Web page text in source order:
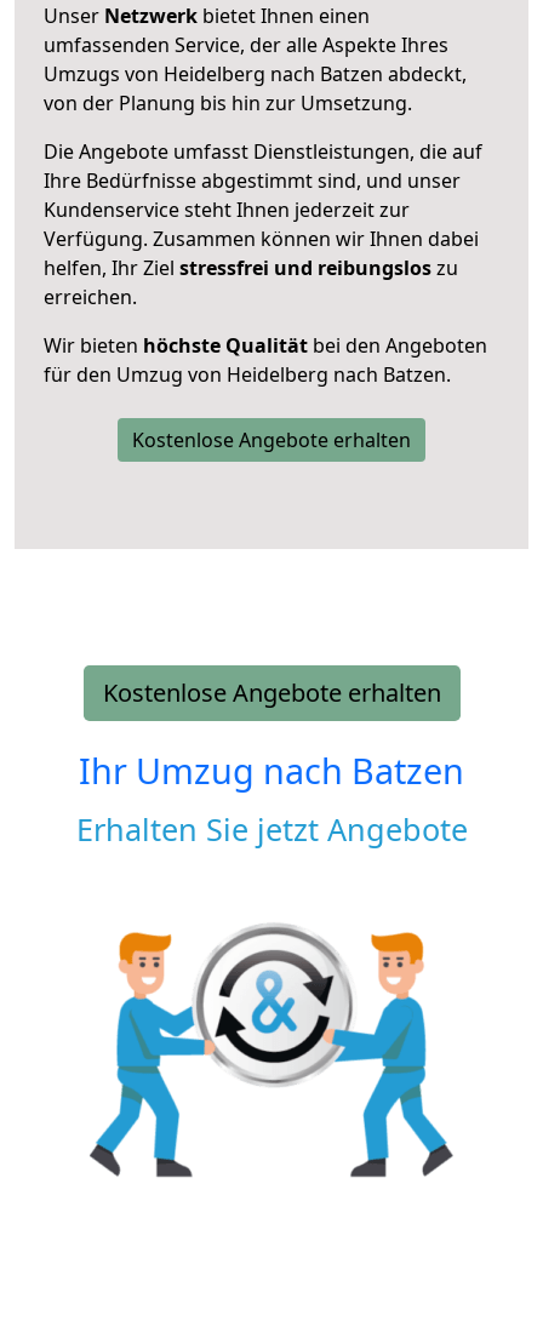
Unser Netzwerk bietet Ihnen einen
umfassenden Service, der alle Aspekte Ihres
Umzugs von Heidelberg nach Batzen abdeckt,
von der Planung bis hin zur Umsetzung.
Die Angebote umfasst Dienstleistungen, die auf
Ihre Bedürfnisse abgestimmt sind, und unser
Kundenservice steht Ihnen jederzeit zur
Verfügung. Zusammen können wir Ihnen dabei
helfen, Ihr Ziel stressfrei und reibungsloszu
erreichen.
Wir bieten höchste Qualität bei den Angeboten
für den Umzug von Heidelberg nach Batzen.
Kostenlose Angebote erhalten
Kostenlose Angebote erhalten
Ihr Umzug nach Batzen
Erhalten Sie jetzt Angebote